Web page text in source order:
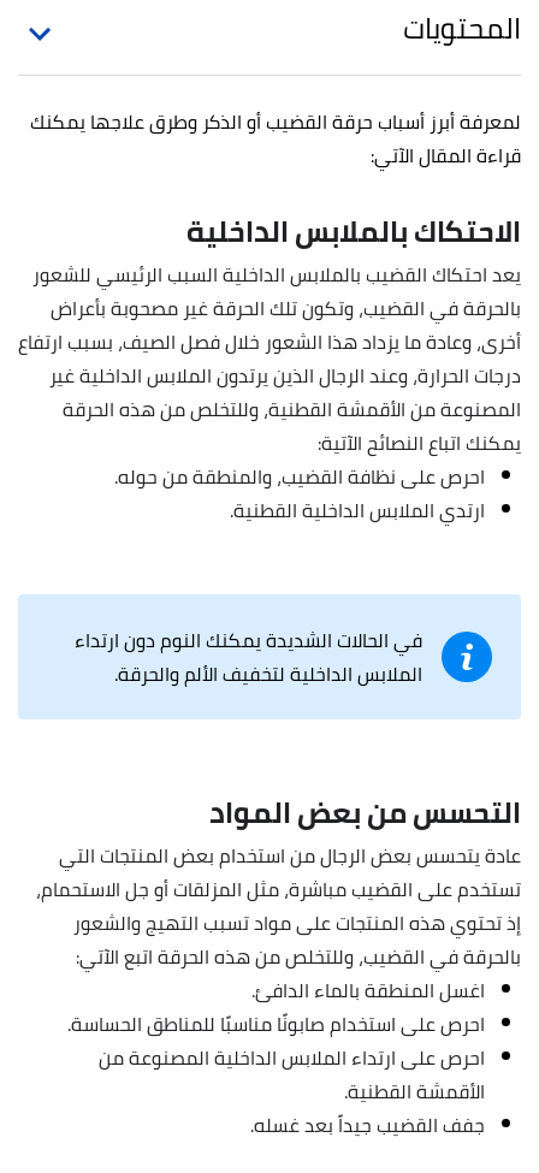
المحتويات
لمعرفة أبرز أسباب حرقة القضيب أو الذكر وطرق علاجها يمكنك
قراءة المقال الآتي:
الاحتكاك بالملابس الداخلية
يعد احتكاك القضيب بالملابس الداخلية السبب الرئيسي للشعور
بالحرقة في القضيب، وتكون تلك الحرقة غير مصحوبة بأعراض
أخرى، وعادة ما يزداد هذا الشعور خلال فصل الصيف، بسبب ارتفاع
درجات الحرارة، وعند الرجال الذين يرتدون الملابس الداخلية غير
المصنوعة من الأقمشة القطنية، وللتخلص من هذه الحرقة
يمكنك اتباع النصائح الآتية:
احرص على نظافة القضيب، والمنطقة من حوله.
ارتدي الملابس الداخلية القطنية.
في الحالات الشديدة يمكنك النوم دون ارتداء
الملابس الداخلية لتخفيف الألم والحرقة.
التحسس من بعض المواد
عادة يتحسس بعض الرجال من استخدام بعض المنتجات التي
تستخدم على القضيب مباشرة، مثل المزلقات أو جل الاستحمام،
إذ تحتوي هذه المنتجات على مواد تسبب التهيج والشعور
بالحرقة في القضيب، وللتخلص من هذه الحرقة اتبع الآتي:
اغسل المنطقة بالماء الدافئ.
احرص على استخدام صابونًا مناسبًا للمناطق الحساسة.
احرص على ارتداء الملابس الداخلية المصنوعة من
الأقمشة القطنية.
جفف القضيب جيداً بعد غسله.